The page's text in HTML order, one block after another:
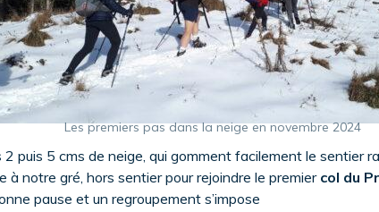
Les premiers pas dans la neige en novembre 2024
2 puis 5 cms de neige, qui gomment facilement le sentier
notre gré, hors sentier pour rejoindre le premier col du
pause et un regroupement s’impose